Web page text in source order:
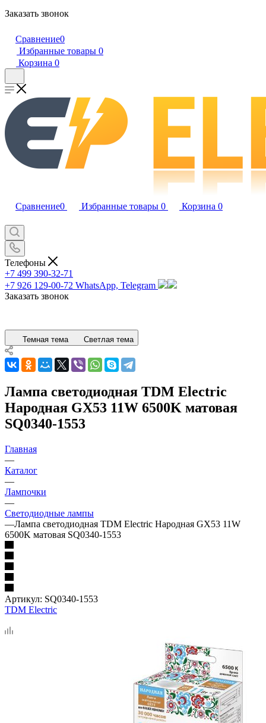
Заказать звонок
Сравнение0
Избранные товары 0
Корзина 0
Сравнение0 Избранные товары 0 Корзина 0
Телефоны
+7 499 390-32-71
+7 926 129-00-72 WhatsApp, Telegram
Заказать звонок
Темная тема Светлая тема
Лампа светодиодная TDM Electric
Народная GX53 11W 6500K матовая
SQ0340-1553
Главная
—
Каталог
—
Лампочки
—
Светодиодные лампы
—Лампа светодиодная TDM Electric Народная GX53 11W
6500K матовая SQ0340-1553
Артикул: SQ0340-1553
TDM Electric